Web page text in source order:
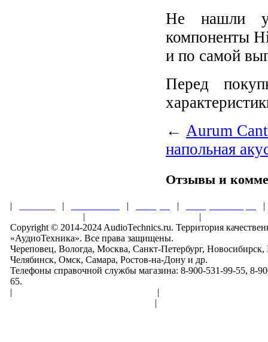
Не нашли у
компоненты
и по самой
Перед
← Aurum
напольная
Отзывы и
| | | |
|
|
Copyright © 2014-2024 AudioTechnics.ru. Территория
«АудиоТехника». Все права защищены.
Череповец, Вологда, Москва, Санкт-Петербург,
Челябинск, Омск, Самара, Ростов-на-Дону и др.
Телефоны справочной службы магазина: 8-900-531-99-55, 8-
65.
|
|
|